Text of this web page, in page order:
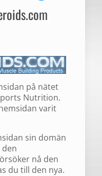
på nätet
Nutrition.
varit
sin domän
nå den
du till den nya.